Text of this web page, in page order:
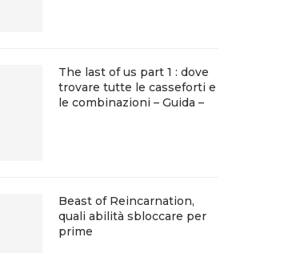
The last of us part 1 : dove
trovare tutte le casseforti e
le combinazioni – Guida –
Beast of Reincarnation,
quali abilità sbloccare per
prime